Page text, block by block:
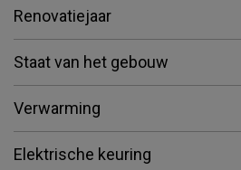
Renovatiejaar
Staat van het gebouw
Verwarming
Elektrische keuring